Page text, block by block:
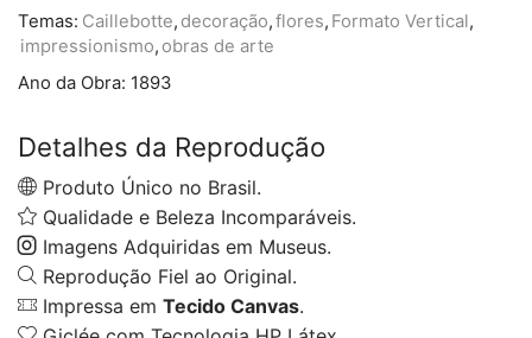
Temas: Caillebotte, decoração,flores, Formato Vertical,
impressionismo, obras de arte
Ano da Obra: 1893
Detalhes da Reprodução
Produto Único no Brasil.
Qualidade e Beleza Incomparáveis.
Imagens Adquiridas em Museus.
Reprodução Fiel ao Original.
Impressa em Tecido Canvas.